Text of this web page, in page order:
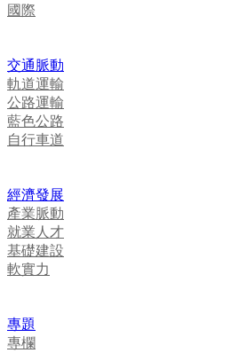
國際
交通脈動
軌道運輸
公路運輸
藍色公路
自行車道
經濟發展
產業脈動
就業人才
基礎建設
軟實力
專題
專欄